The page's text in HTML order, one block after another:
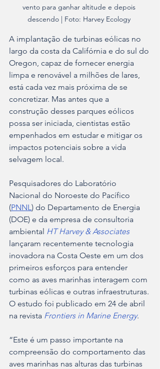
vento para ganhar altitude e depois
descendo | Foto: Harvey Ecology
A implantação de turbinas eólicas no
largo da costa da Califórnia e do sul do
Oregon, capaz de fornecer energia
limpa e renovável a milhões de lares,
está cada vez mais próxima de se
concretizar. Mas antes que a
construção desses parques eólicos
possa ser iniciada, cientistas estão
empenhados em estudar e mitigar os
impactos potenciais sobre a vida
selvagem local.
Pesquisadores do Laboratório
Nacional do Noroeste do Pacífico
(PNNL) do Departamento de Energia
(DOE) e da empresa de consultoria
ambiental HT Harvey & Associates
lançaram recentemente tecnologia
inovadora na Costa Oeste em um dos
primeiros esforços para entender
como as aves marinhas interagem com
turbinas eólicas e outras infraestruturas.
O estudo foi publicado em 24 de abril
na revista Frontiers in Marine Energy.
“Este é um passo importante na
compreensão do comportamento das
aves marinhas nas alturas das turbinas